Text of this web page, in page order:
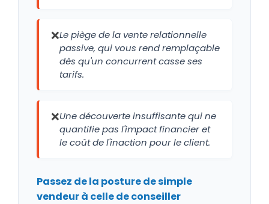
❌Le piège de la vente relationnelle
passive, qui vous rend remplaçable
dès qu'un concurrent casse ses
tarifs.
❌Une découverte insuffisante qui ne
quantifie pas l'impact financier et
le coût de l'inaction pour le client.
Passez de la posture de simple
vendeur à celle de conseiller